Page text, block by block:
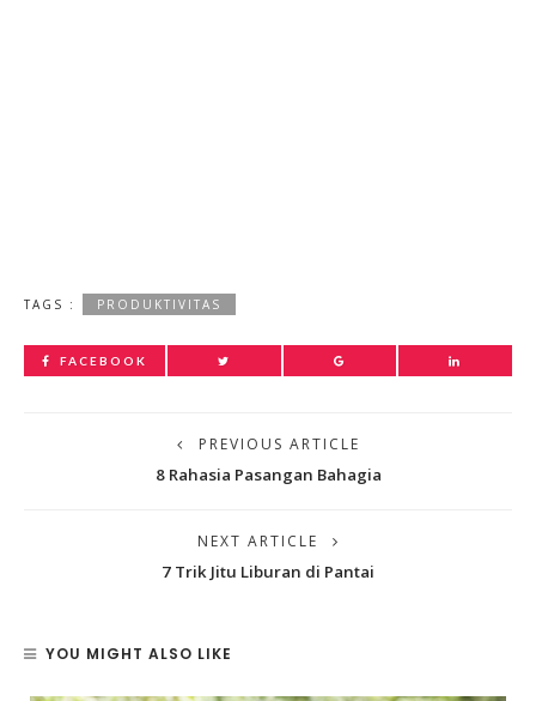
TAGS : PRODUKTIVITAS
FACEBOOK
PREVIOUS ARTICLE
8 Rahasia Pasangan Bahagia
NEXT ARTICLE
7 Trik Jitu Liburan di Pantai
YOU MIGHT ALSO LIKE